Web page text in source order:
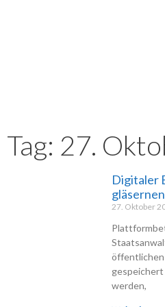
Tag: 27.
Digitaler
27. Oktober
öffentlichen
gespeichert
werden,